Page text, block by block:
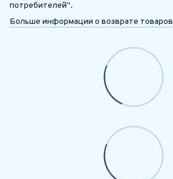
потребителей".
Больше информации о возврате товаров